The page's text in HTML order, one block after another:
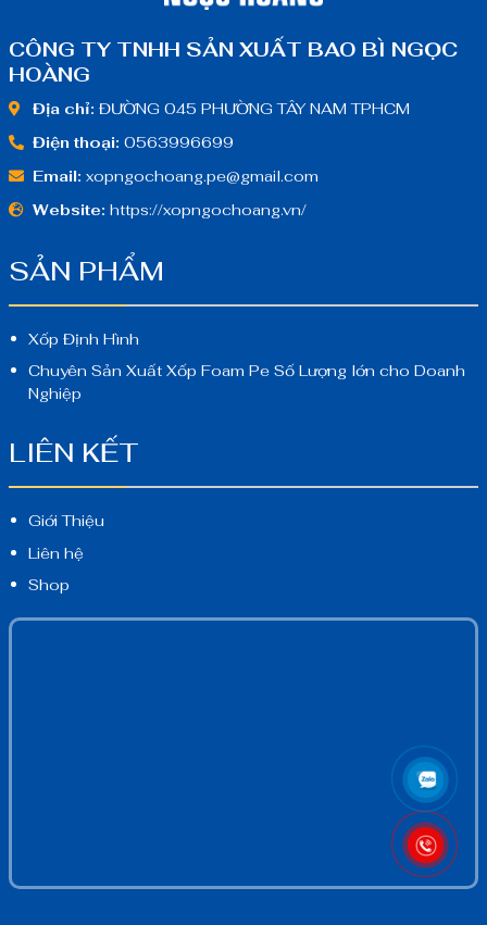
CÔNG TY TNHH SẢN XUẤT BAO BÌ NGỌC
HOÀNG
Địa chỉ: ĐƯỜNG 045 PHƯỜNG TÂY NAM TPHCM
Điện thoại: 0563996699
Email: xopngochoang.pe@gmail.com
Website: https://xopngochoang.vn/
SẢN PHẨM
Xốp Định Hình
Chuyên Sản Xuất Xốp Foam Pe Số Lượng lớn cho Doanh
Nghiệp
LIÊN KẾT
Giới Thiệu
Liên hệ
Shop